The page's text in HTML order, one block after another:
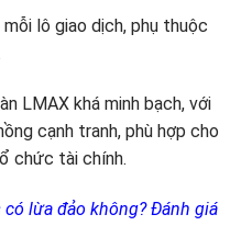
lô giao dịch, phụ thuộc
LMAX khá minh bạch, với
cạnh tranh, phù hợp cho
chức tài chính.
lừa đảo không? Đánh giá